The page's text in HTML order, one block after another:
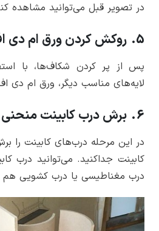
در تصویر قبل می‌توانید مشاهده
5. روکش کردن ورق ام دی اف
لایه‌های مناسب دیگر، ورق ام دی
6. برش درب کابینت منحنی
در این مرحله درب‌های کابینت را
کابینت جداکنید. می‌توانید درب
درب مغناطیسی یا درب کشویی هم